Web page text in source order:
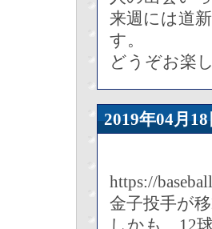
来週には道
す。
どうぞお楽
2019年04
https://
金子投手が
しかも、12